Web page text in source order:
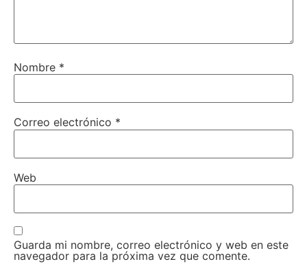
Nombre *
Correo electrónico *
Web
Guarda mi nombre, correo electrónico y web en este
navegador para la próxima vez que comente.